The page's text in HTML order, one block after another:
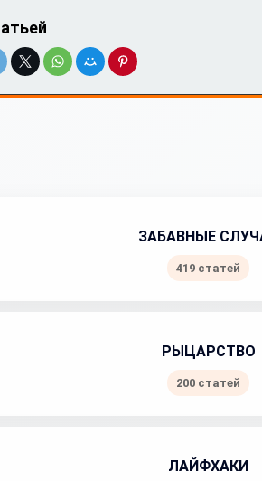
ЗАБАВНЫЕ
419 статей
РЫЦАРСТВО
200 статей
ЛАЙФХАКИ